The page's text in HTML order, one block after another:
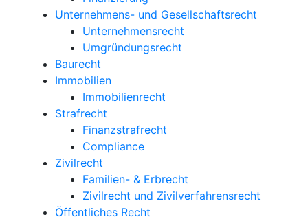
Unternehmens- und Gesellschaftsrecht
Unternehmensrecht
Umgründungsrecht
Baurecht
Immobilien
Immobilienrecht
Strafrecht
Finanzstrafrecht
Compliance
Zivilrecht
Familien- & Erbrecht
Zivilrecht und Zivilverfahrensrecht
Öffentliches Recht